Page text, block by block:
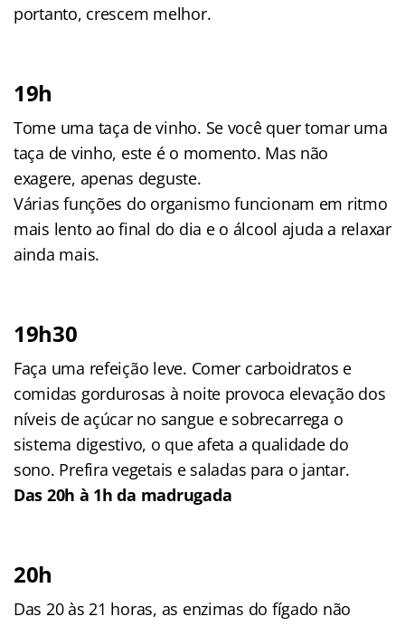
portanto, crescem melhor.
19h
Tome uma taça de vinho. Se você quer tomar uma
taça de vinho, este é o momento. Mas não
exagere, apenas deguste.
Várias funções do organismo funcionam em ritmo
mais lento ao final do dia e o álcool ajuda a relaxar
ainda mais.
19h30
Faça uma refeição leve. Comer carboidratos e
comidas gordurosas à noite provoca elevação dos
níveis de açúcar no sangue e sobrecarrega o
sistema digestivo, o que afeta a qualidade do
sono. Prefira vegetais e saladas para o jantar.
Das 20h à 1h da madrugada
20h
Das 20 às 21 horas, as enzimas do fígado não